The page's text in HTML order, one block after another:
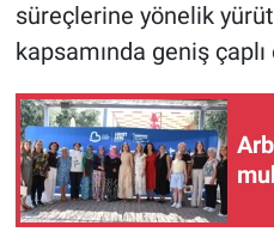
süreçlerine yönelik
kapsamında geniş